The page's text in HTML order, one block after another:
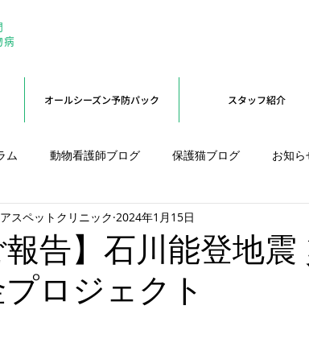
病
オールシーズン予防パック スタッフ紹介
ム 動物看護師ブログ 保護猫ブログ お知ら
ブログ オープンに向けて
報告】石川能登地
ロジェクト
スペットクリニック 2024年1月15日